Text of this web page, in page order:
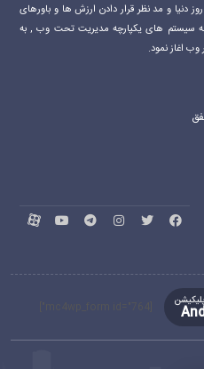
دنیا و مد نظر قرار دادن ارزش ها و باورهای
سیستم های یکپارچه مدیریت تحت وب , به
وب اغاز نمود.